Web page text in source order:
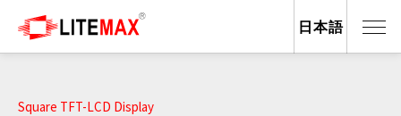
Square TFT-LCD Display
日本語